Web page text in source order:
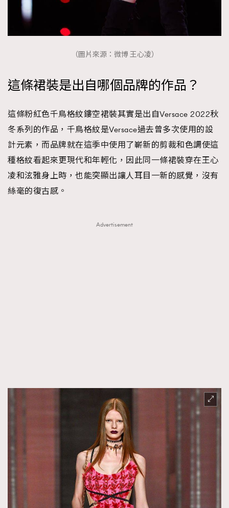
AFrenchMind
DressLikeAParisienne
（圖片來源：微博 王心凌）
這條裙裝是出自哪個品牌的作品？
這條粉紅色千鳥格紋鏤空裙裝其實是出自Versace 2022秋
冬系列的作品，千鳥格紋是Versace過去曾多次使用的設
計元素，而品牌就在這季中使用了嶄新的剪裁和色調使這
種格紋看起來更現代和年輕化，因此同一條裙裝穿在王心
凌和泫雅身上時，也能突顯出讓人耳目一新的感覺，沒有
絲毫的復古感。
Advertisement